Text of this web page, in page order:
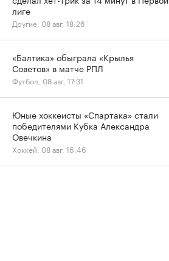
лиге
Другие, 08 авг, 18:26
«Балтика» обыграла «Крылья
Советов» в матче РПЛ
Футбол, 08 авг, 17:31
Юные хоккеисты «Спартака» стали
победителями Кубка Александра
Овечкина
Хоккей, 08 авг, 16:46